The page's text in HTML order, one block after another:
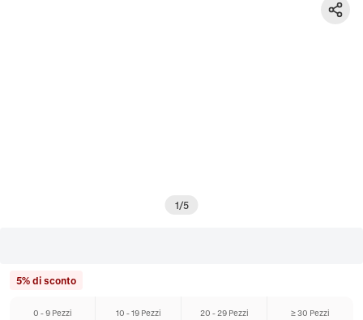
1/5
5% di sconto
0 - 9 Pezzi 10 - 19 Pezzi 20 - 29 Pezzi ≥ 30 Pezzi